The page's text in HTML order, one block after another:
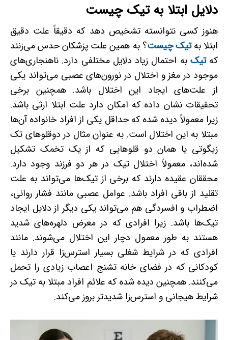
دلایل ابتلا به تیک چیست
هنوز کسی نتوانسته تشخیص دهد که دقیقاً علت دقیق
ابتلا بهتیک چیست؟ به همین علت پزشکان حدس می‌زنند
کهتیک به احتمال زیاد دلایل مختلفی دارد. ناهنجاری‌های
موجود در مغز و اختلال در نورون‌های عصبی می‌تواند یکی
از علت‌های ایجاد این اختلال باشد. همچنین برخی
تحقیقات نشان داده که امکان دارد علت ابتلا ارثی باشد.
زیرا معمولاً دیده شده که حداقل یکی از افراد خانواده آن‌ها
مبتلا به این اختلال است. به عنوان مثال در دوقلوهای تک
زیگوتی یا همان دو قلوهایی که از یک تخمک تشکیل
شده‌اند، معمولاً اختلال تیک در هر دو فرزند وجود دارد.
محققان عقیده دارند که برخی از تیک‌ها می‌تواند به علت
تقلید از باقی افراد باشد. عوامل عصبی مانند فشار روانی،
اضطراب و افسردگی هم می‌تواند یکی دیگر از دلایل ایجاد
تیک‌ها باشد. زیرا افرادی که در معرض دلهره‌های شدید
هستند به طور معمول دچار این اختلال می‌شوند. مانند
افرادی که در شرایط شغلی بسیار استرس‌زا قرار دارند یا
کودکانی که در فضای خانه تشنج اعصاب زیادی را تحمل
می‌کنند. همچنین دیده شده که علائم افراد مبتلا به تیک در
شرایط هیجانی و استرس‌زا شدیدتر بروز می‌کند.